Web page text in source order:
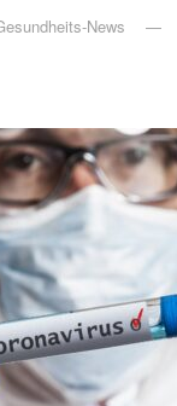
News